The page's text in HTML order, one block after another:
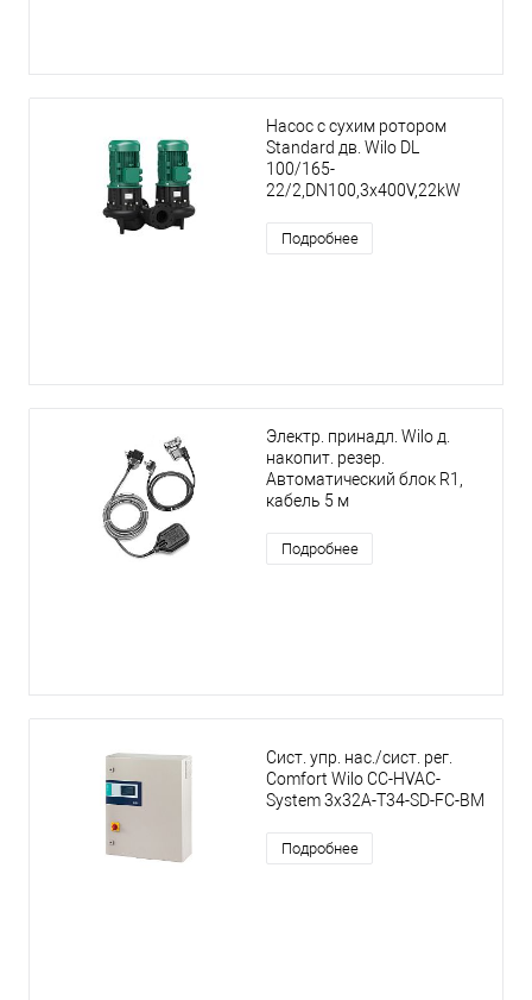
Насос с сухим ротором
Standard дв. Wilo DL
100/165-
22/2,DN100,3x400V,22kW
Подробнее
Электр. принадл. Wilo д.
накопит. резер.
Автоматический блок R1,
кабель 5 м
Подробнее
Сист. упр. нас./сист. рег.
Comfort Wilo CC-HVAC-
System 3x32A-T34-SD-FC-BM
Подробнее